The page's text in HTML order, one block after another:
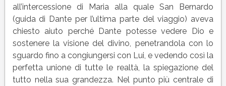
all’intercessione di Maria alla quale San Bernardo
(guida di Dante per l’ultima parte del viaggio) aveva
chiesto aiuto perché Dante potesse vedere Dio e
sostenere la visione del divino, penetrandola con lo
sguardo fino a congiungersi con Lui, e vedendo così la
perfetta unione di tutte le realtà, la spiegazione del
tutto nella sua grandezza. Nel punto più centrale di